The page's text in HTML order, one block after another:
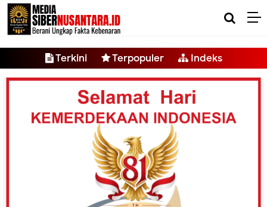
-->
Terkini Terpopuler Indeks